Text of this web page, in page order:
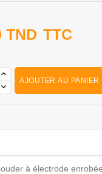
TND TTC
AJOUTER AU PANIER
à électrode